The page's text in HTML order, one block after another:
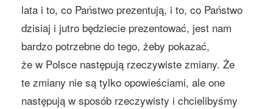
lata i to, co Państwo prezentują, i to, co Państwo
dzisiaj i jutro będziecie prezentować, jest nam
bardzo potrzebne do tego, żeby pokazać,
że w Polsce następują rzeczywiste zmiany. Że
te zmiany nie są tylko opowieściami, ale one
następują w sposób rzeczywisty i chcielibyśmy